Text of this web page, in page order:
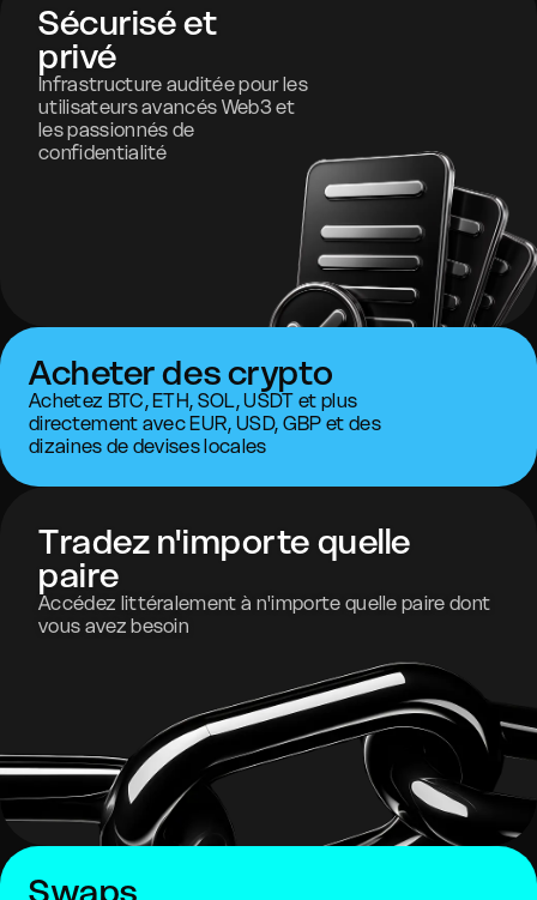
Sécurisé et
privé
Infrastructure auditée pour les
utilisateurs avancés Web3 et
les passionnés de
confidentialité
Tradez n'importe quelle
paire
Accédez littéralement à n'importe quelle paire dont
vous avez besoin
Acheter des crypto
Achetez BTC, ETH, SOL, USDT et plus
directement avec EUR, USD, GBP et des
dizaines de devises locales